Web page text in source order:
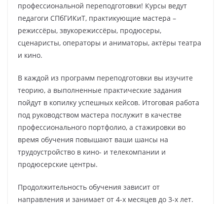
профессиональной переподготовки! Курсы ведут
педагоги СПбГИКиТ, практикующие мастера –
режиссёры, звукорежиссёры, продюсеры,
сценаристы, операторы и аниматоры, актёры театра
и кино.
В каждой из программ переподготовки вы изучите
теорию, а выполненные практические задания
пойдут в копилку успешных кейсов. Итоговая работа
под руководством мастера послужит в качестве
профессионального портфолио, а стажировки во
время обучения повышают ваши шансы на
трудоустройство в кино- и телекомпании и
продюсерские центры.
Продолжительность обучения зависит от
направления и занимает от 4-х месяцев до 3-х лет.